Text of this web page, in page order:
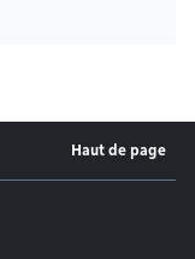
Haut de page